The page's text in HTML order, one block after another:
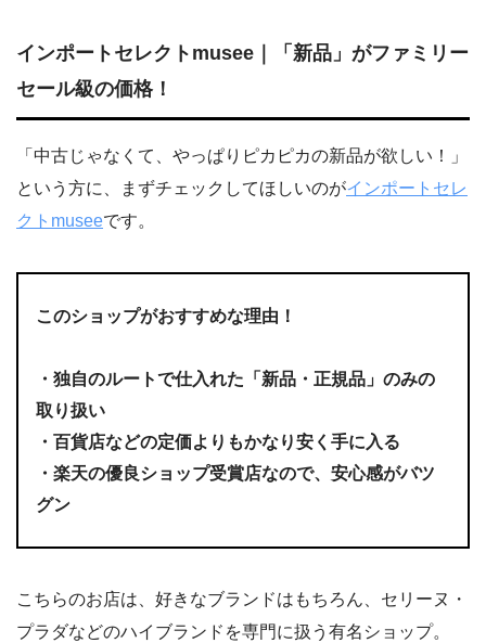
インポートセレクトmusee｜「新品」がファミリー
セール級の価格！
「中古じゃなくて、やっぱりピカピカの新品が欲しい！」
という方に、まずチェックしてほしいのがインポートセレ
クトmuseeです。
このショップがおすすめな理由！
・ 独自のルートで仕入れた「新品・正規品」のみの
取り扱い
・ 百貨店などの定価よりもかなり安く手に入る
・ 楽天の優良ショップ受賞店なので、安心感がバツ
グン
こちらのお店は、好きなブランドはもちろん、セリーヌ・
プラダなどのハイブランドを専門に扱う有名ショップ。